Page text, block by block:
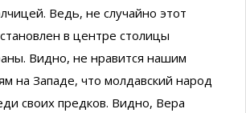
Ведь, не случайно этот
в центре столицы
Видно, не нравится нашим
на Западе, что молдавский народ
своих предков. Видно, Вера